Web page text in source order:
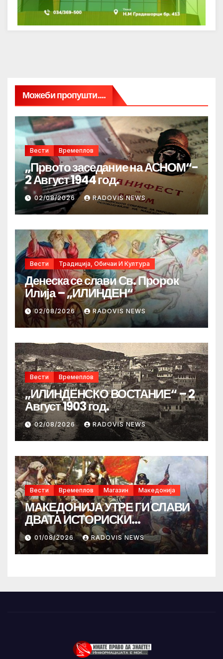
Можеби пропушти....
Вести Времеплов
„Првото заседание на АСНОМ“-
2 Август 1944 год.
02/08/2026 RADOVIS NEWS
Вести Традиција, Обичаи И Култура
Денеска се слави Св. Пророк
Илија – „ИЛИНДЕН“
02/08/2026 RADOVIS NEWS
Вести Времеплов
„ИЛИНДЕНСКО ВОСТАНИЕ“ – 2
Август 1903 год.
02/08/2026 RADOVIS NEWS
Вести Времеплов Магазин Македонија
МАКЕДОНИЈА УТРЕ ГИ СЛАВИ
ДВАТА ИСТОРИСКИ
ИЛИНДЕНА!
01/08/2026 RADOVIS NEWS